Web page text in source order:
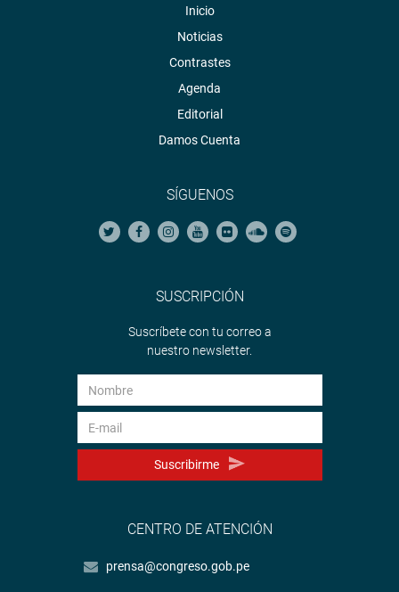
Inicio
Noticias
Contrastes
Agenda
Editorial
Damos Cuenta
SÍGUENOS
SUSCRIPCIÓN
Suscríbete con tu correo a
nuestro newsletter.
Suscribirme
CENTRO DE ATENCIÓN
prensa@congreso.gob.pe